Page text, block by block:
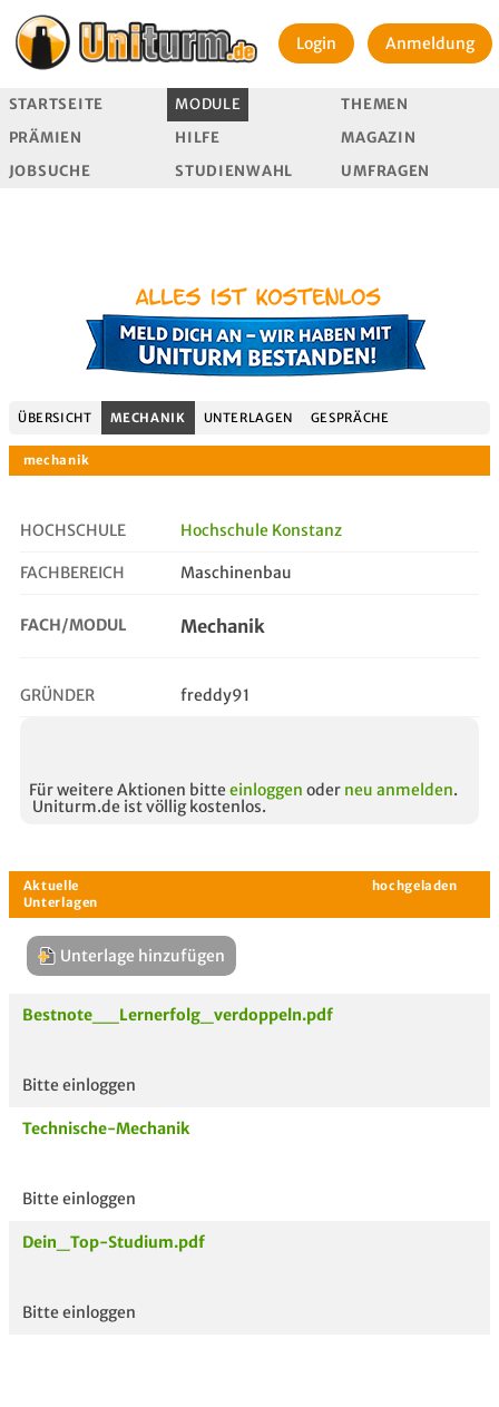
Login Anmeldung
STARTSEITE MODULE
THEMEN
PRÄMIEN
HILFE
MAGAZIN
JOBSUCHE
STUDIENWAHL UMFRAGEN
ÜBERSICHT MECHANIK UNTERLAGEN GESPRÄCHE
mechanik
HOCHSCHULE Hochschule Konstanz
FACHBEREICH Maschinenbau
FACH/MODUL Mechanik
GRÜNDER freddy91
Für weitere Aktionen bitte einloggen oder neu anmelden.
Uniturm.de ist völlig kostenlos.
Unterlagen
Unterlage hinzufügen
Bestnote__Lernerfolg_verdoppeln.pdf
Bitte einloggen
Technische-Mechanik
Bitte einloggen
Dein_Top-Studium.pdf
Bitte einloggen